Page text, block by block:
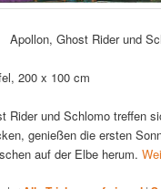
Apollon, Ghost Rider und
200 x 100 cm
Rider und Schlomo treffen
genießen die ersten
auf der Elbe herum.